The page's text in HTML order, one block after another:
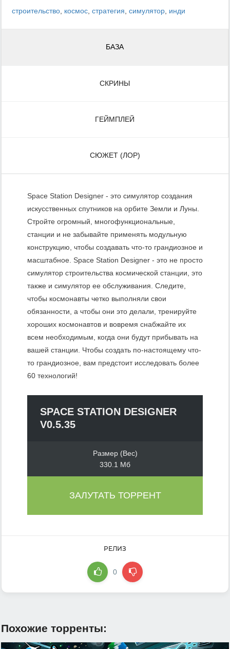
строительство, космос, стратегия, симулятор, инди
БАЗА
СКРИНЫ
ГЕЙМПЛЕЙ
СЮЖЕТ (ЛОР)
Space Station Designer - это симулятор создания
искусственных спутников на орбите Земли и Луны.
Стройте огромный, многофункциональные,
станции и не забывайте применять модульную
конструкцию, чтобы создавать что-то грандиозное и
масштабное. Space Station Designer - это не просто
симулятор строительства космической станции, это
также и симулятор ее обслуживания. Следите,
чтобы космонавты четко выполняли свои
обязанности, а чтобы они это делали, тренируйте
хороших космонавтов и вовремя снабжайте их
всем необходимым, когда они будут прибывать на
вашей станции. Чтобы создать по-настоящему что-
то грандиозное, вам предстоит исследовать более
60 технологий!
SPACE STATION DESIGNER
V0.5.35
Размер (Вес)
330.1 Мб
ЗАЛУТАТЬ ТОРРЕНТ
РЕЛИЗ
0
Похожие торренты: